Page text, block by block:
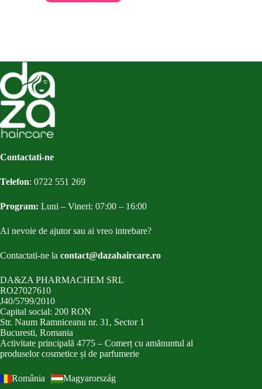
Contactati-ne
Telefon: 0722 551 269
Program: Luni – Vineri: 07:00 – 16:00
Ai nevoie de ajutor sau ai vreo intrebare?
Contactati-ne la contact@dazahaircare.ro
DA&ZA PHARMACHEM SRL
RO27027610
J40/5799/2010
Capital social: 200 RON
Str. Naum Ramniceanu nr. 31, Sector 1
Bucuresti, Romania
Activitate principală 4775 – Comerț cu amănuntul al
produselor cosmetice și de parfumerie
România
Magyarország